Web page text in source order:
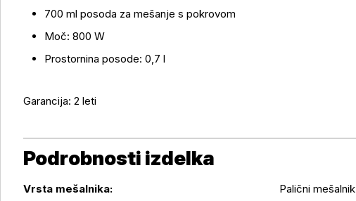
700 ml posoda za mešanje s pokrovom
Moč: 800 W
Prostornina posode: 0,7 l
Garancija: 2 leti
Podrobnosti izdelka
Vrsta mešalnika:
Palični mešalnik